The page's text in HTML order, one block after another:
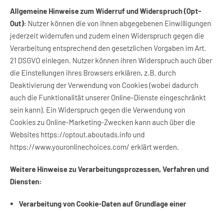
Allgemeine Hinweise zum Widerruf und Widerspruch (Opt-
Out): Nutzer können die von ihnen abgegebenen Einwilligungen
jederzeit widerrufen und zudem einen Widerspruch gegen die
Verarbeitung entsprechend den gesetzlichen Vorgaben im Art.
21 DSGVO einlegen. Nutzer können ihren Widerspruch auch über
die Einstellungen ihres Browsers erklären, z.B. durch
Deaktivierung der Verwendung von Cookies (wobei dadurch
auch die Funktionalität unserer Online-Dienste eingeschränkt
sein kann). Ein Widerspruch gegen die Verwendung von
Cookies zu Online-Marketing-Zwecken kann auch über die
Websites https://optout.aboutads.info und
https://www.youronlinechoices.com/ erklärt werden.
Weitere Hinweise zu Verarbeitungsprozessen, Verfahren und
Diensten:
Verarbeitung von Cookie-Daten auf Grundlage einer